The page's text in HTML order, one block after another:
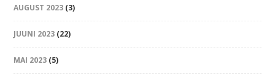
AUGUST 2023 (3)
JUUNI 2023 (22)
MAI 2023 (5)